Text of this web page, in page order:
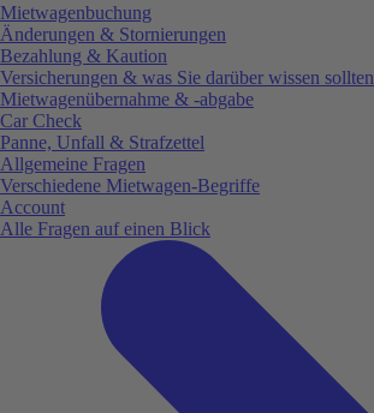
Mietwagenbuchung
Änderungen & Stornierungen
Bezahlung & Kaution
Versicherungen & was Sie darüber wissen sollten
Mietwagenübernahme & -abgabe
Car Check
Panne, Unfall & Strafzettel
Allgemeine Fragen
Verschiedene Mietwagen-Begriffe
Account
Alle Fragen auf einen Blick